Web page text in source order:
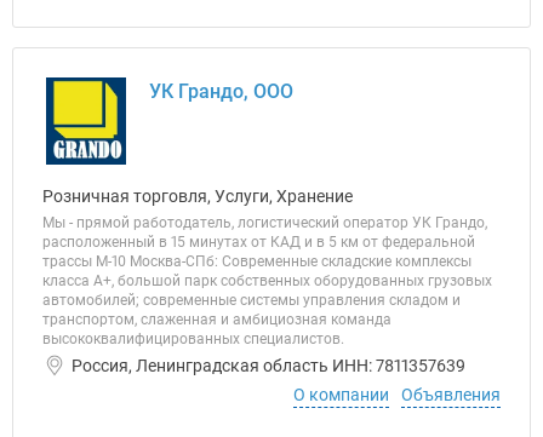
УК Грандо, ООО
Розничная торговля, Услуги, Хранение
Мы - прямой работодатель, логистический оператор УК Грандо,
расположенный в 15 минутах от КАД и в 5 км от федеральной
трассы М-10 Москва-СПб: Современные складские комплексы
класса А+, большой парк собственных оборудованных грузовых
автомобилей; современные системы управления складом и
транспортом, слаженная и амбициозная команда
высококвалифицированных специалистов.
Россия, Ленинградская область ИНН: 7811357639
О компании
Объявления